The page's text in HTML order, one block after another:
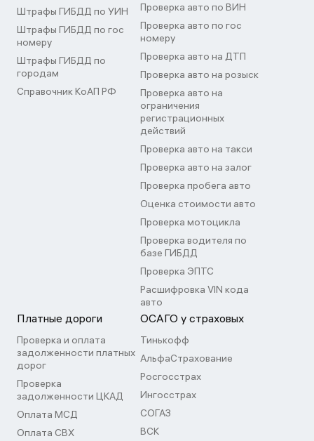
Штрафы ГИБДД по УИН
Штрафы ГИБДД по гос
номеру
Штрафы ГИБДД по
городам
Справочник КоАП РФ
Проверка авто по ВИН
Проверка авто по гос
номеру
Проверка авто на ДТП
Проверка авто на розыск
Проверка авто на
ограничения
регистрационных
действий
Проверка авто на такси
Проверка авто на залог
Проверка пробега авто
Оценка стоимости авто
Проверка мотоцикла
Проверка водителя по
базе ГИБДД
Проверка ЭПТС
Расшифровка VIN кода
авто
Платные дороги
Проверка и оплата
задолженности платных
дорог
Проверка
задолженности ЦКАД
Оплата МСД
Оплата СВХ
ОСАГО у страховых
Тинькофф
АльфаСтрахование
Росгосстрах
Ингосстрах
СОГАЗ
ВСК